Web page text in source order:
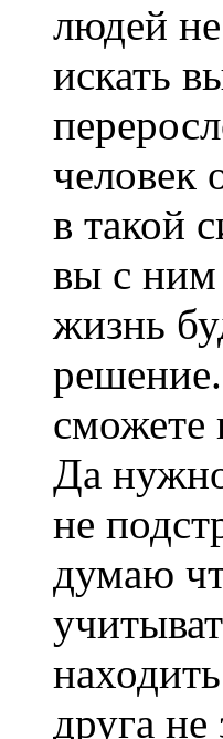
людей
искать
человек
в такой
вы с ним
жизнь
сможете
Да
не
думаю
друга не